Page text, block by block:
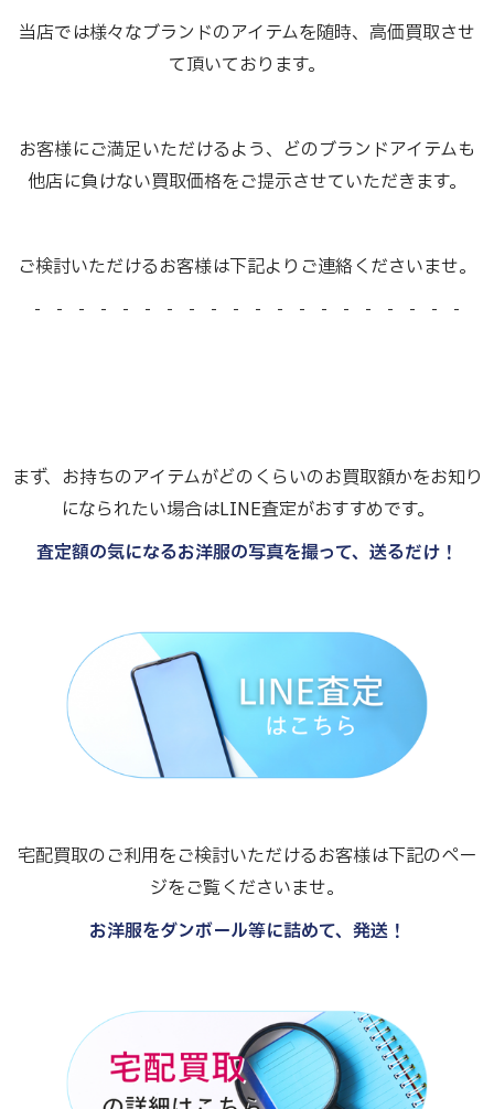
当店では様々なブランドのアイテムを随時、高価買取させ
て頂いております。
お客様にご満足いただけるよう、どのブランドアイテムも
他店に負けない買取価格をご提示させていただきます。
ご検討いただけるお客様は下記よりご連絡くださいませ。
- - - - - - - - - - - - - - - - - - - -
まず、お持ちのアイテムがどのくらいのお買取額かをお知り
になられたい場合はLINE査定がおすすめです。
査定額の気になるお洋服の写真を撮って、送るだけ！
宅配買取のご利用をご検討いただけるお客様は下記のペー
ジをご覧くださいませ。
お洋服をダンボール等に詰めて、発送！